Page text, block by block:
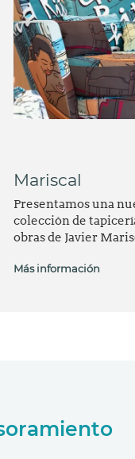
Mariscal
Presentamos una
colección de
obras de Javier
Más información